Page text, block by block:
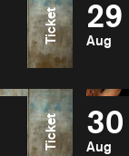
Ticket 29
Aug
Ticket 30
Aug